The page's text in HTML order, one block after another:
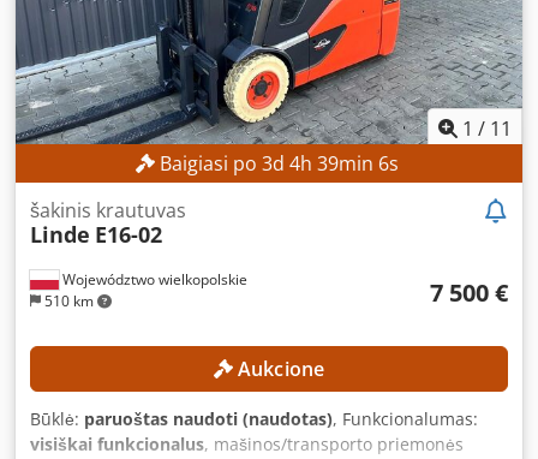
1 / 11
Baigiasi po 3d 4h 39min 4s
Województwo wielkopolskie
510 km
šakinis krautuvas
Linde E16-02
7 500 €
Aukcione
Būklė: paruoštas naudoti (naudotas), Funkcionalumas:
visiškai funkcionalus, mašinos/transporto priemonės